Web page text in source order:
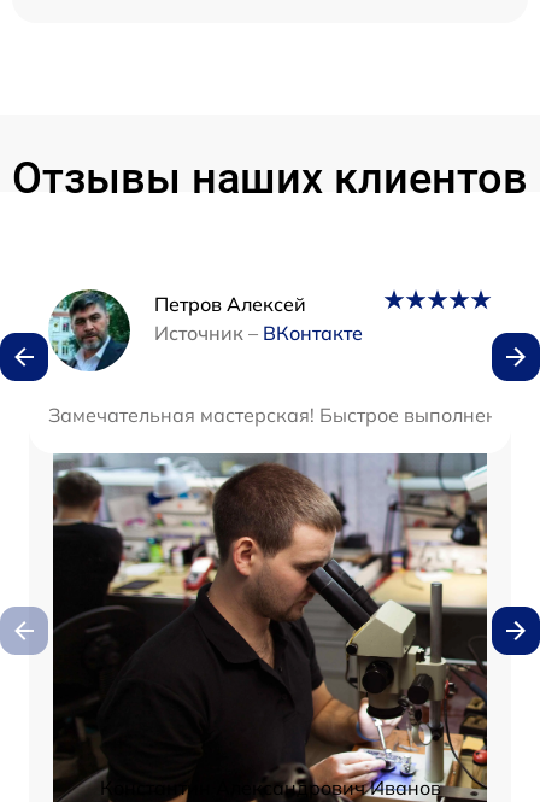
Отзывы наших клиентов
Петров Алексей
Источник – ВКонтакте
Замечательная мастерская! Быстрое выполнение
Наши мастера
Константин Александрович Иванов